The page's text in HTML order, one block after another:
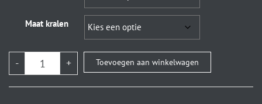
Maat kralen
- + Toevoegen aan winkelwagen